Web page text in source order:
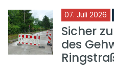
07. Juli 2026
Sicher
des